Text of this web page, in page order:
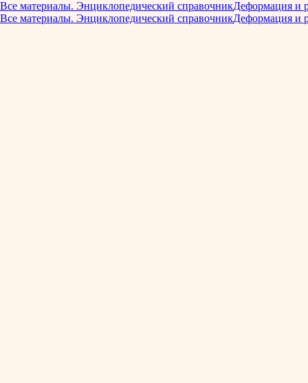
Все материалы. Энциклопедический справочникДеформация и
Все материалы. Энциклопедический справочникДеформация и